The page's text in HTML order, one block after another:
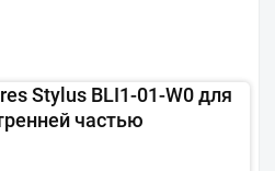
Stylus BLI1-01-W0 для
частью